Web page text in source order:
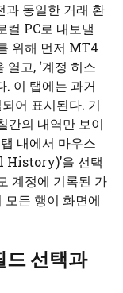
과 동일한 거래 환
컬 PC로 내보낼
위해 먼저 MT4
고, ‘계정 히스
이 탭에는 과거
어 표시된다. 기
간의 내역만 보이
내에서 마우스
History)’을 선택
계정에 기록된 가
든 행이 화면에
드 선택과